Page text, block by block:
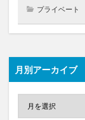
プライベート
月別アーカイブ